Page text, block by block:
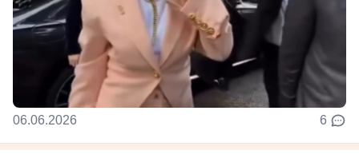
06.06.2026 6